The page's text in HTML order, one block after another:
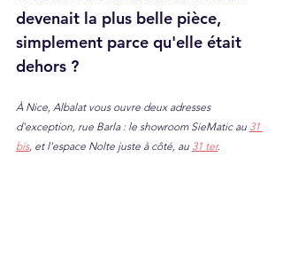
devenait la plus belle pièce,
simplement parce qu'elle était
dehors ?
À Nice, Albalat vous ouvre deux adresses
d'exception, rue Barla : le showroom SieMatic au 31
bis, et l'espace Nolte juste à côté, au 31 ter.